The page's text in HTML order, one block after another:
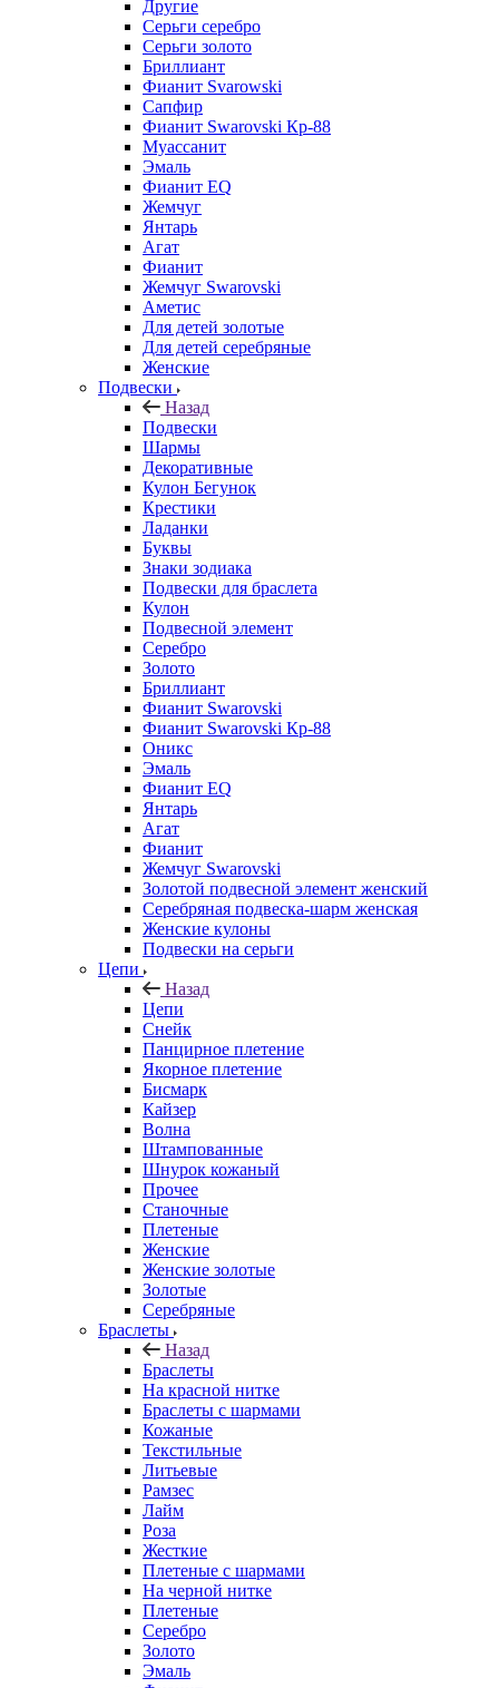
Другие
Серьги серебро
Серьги золото
Бриллиант
Фианит Svarowski
Сапфир
Фианит Swarovski Кр-88
Муассанит
Эмаль
Фианит EQ
Жемчуг
Янтарь
Агат
Фианит
Жемчуг Swarovski
Аметис
Для детей золотые
Для детей серебряные
Женские
Подвески
Назад
Подвески
Шармы
Декоративные
Кулон Бегунок
Крестики
Ладанки
Буквы
Знаки зодиака
Подвески для браслета
Кулон
Подвесной элемент
Серебро
Золото
Бриллиант
Фианит Swarovski
Фианит Swarovski Кр-88
Оникс
Эмаль
Фианит EQ
Янтарь
Агат
Фианит
Жемчуг Swarovski
Золотой подвесной элемент женcкий
Серебряная подвеска-шарм женская
Женские кулоны
Подвески на серьги
Цепи
Назад
Цепи
Снейк
Панцирное плетение
Якорное плетение
Бисмарк
Кайзер
Волна
Штампованные
Шнурок кожаный
Прочее
Станочные
Плетеные
Женские
Женские золотые
Золотые
Серебряные
Браслеты
Назад
Браслеты
На красной нитке
Браслеты с шармами
Кожаные
Текстильные
Литьевые
Рамзес
Лайм
Роза
Жесткие
Плетеные с шармами
На черной нитке
Плетеные
Серебро
Золото
Эмаль